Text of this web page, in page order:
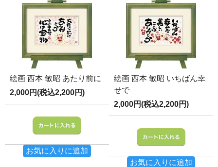
絵画 西本 敏昭 あたり前に
2,000円(税込2,200円)
お気に入りに追加
絵画 西本 敏昭 いちばん幸
せで
2,000円(税込2,200円)
お気に入りに追加